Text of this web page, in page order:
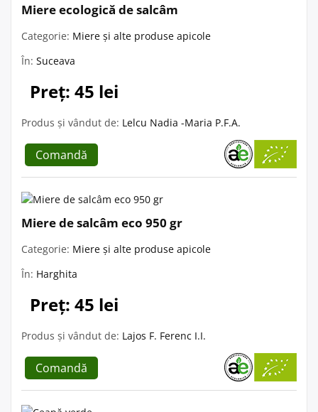
Miere ecologică de salcâm
Categorie: Miere și alte produse apicole
În: Suceava
Preț: 45 lei
Produs și vândut de: Lelcu Nadia -Maria P.F.A.
Comandă
Miere de salcâm eco 950 gr
Categorie: Miere și alte produse apicole
În: Harghita
Preț: 45 lei
Produs și vândut de: Lajos F. Ferenc I.I.
Comandă